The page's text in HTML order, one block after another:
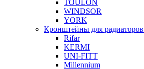
TOULON
WINDSOR
YORK
Кронштейны для радиаторов
Rifar
KERMI
UNI-FITT
Millennium